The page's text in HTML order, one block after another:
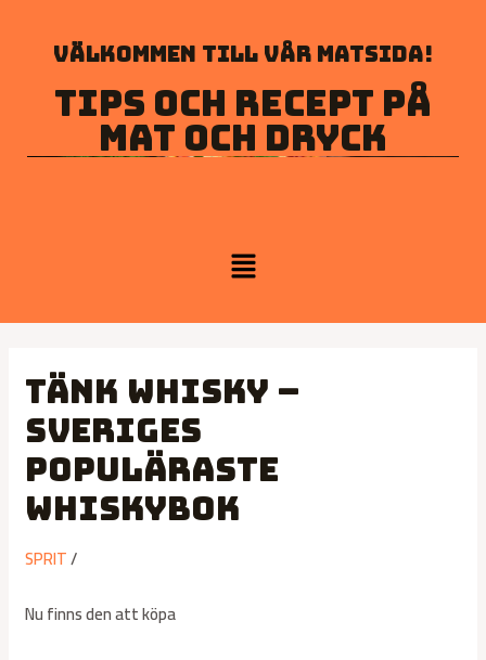
Välkommen till vår matsida!
Tips och recept på
mat och dryck
Tänk Whisky –
Sveriges
populäraste
whiskybok
SPRIT/
Nu finns den att köpa